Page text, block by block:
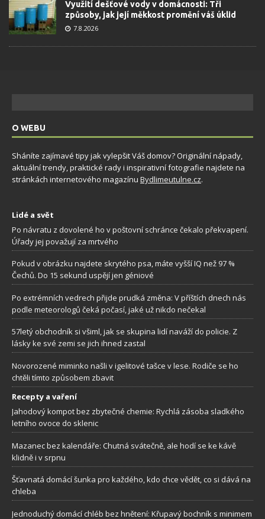
Využití dešťové vody v domácnosti: Tři
způsoby, jak její měkkost promění váš úklid
7.8.2026
O WEBU
Sháníte zajímavé tipy jak vylepšit Váš domov? Originální nápady,
aktuální trendy, praktické rady i inspirativní fotografie najdete na
stránkách internetového magazínu Bydlimeutulne.cz.
Lidé a svět
Po návratu z dovolené ho v poštovní schránce čekalo překvapení.
Úřady jej považují za mrtvého
Pokud v obrázku najdete skrytého psa, máte vyšší IQ než 97 %
Čechů. Do 15 sekund uspějí jen géniové
Po extrémních vedrech přijde prudká změna: V příštích dnech nás
podle meteorologů čeká počasí, jaké už nikdo nečekal
57letý obchodník si všiml, jak se skupina lidí naváží do policie. Z
lásky ke své zemi se jich ihned zastal
Novorozené miminko našli v igelitové tašce v lese. Rodiče se ho
chtěli tímto způsobem zbavit
Recepty a vaření
Jahodový kompot bez zbytečné chemie: Rychlá zásoba sladkého
letního ovoce do sklenic
Mazanec bez kalendáře: Chutná svátečně, ale hodí se ke kávě
klidně i v srpnu
Šťavnatá domácí šunka pro každého, kdo chce vědět, co si dává na
chleba
Jednoduchý domácí chléb bez hnětení: Křupavý bochník s minimem